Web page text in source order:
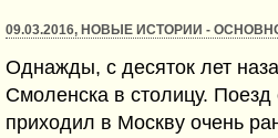
09.03.2016, НОВЫЕ ИСТОРИИ -
Однажды, с десяток лет
Смоленска в столицу. Поезд
приходил в Москву очень